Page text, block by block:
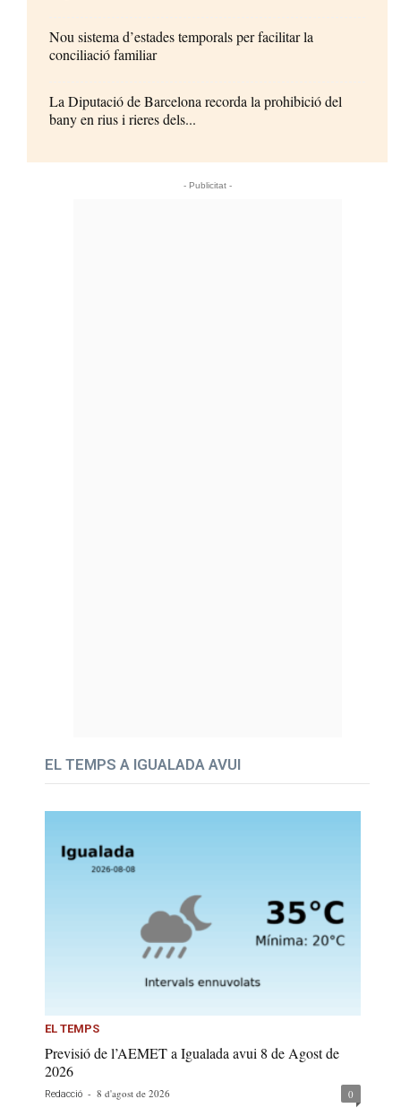
Nou sistema d’estades temporals per facilitar la
conciliació familiar
La Diputació de Barcelona recorda la prohibició del
bany en rius i rieres dels...
- Publicitat -
EL TEMPS A IGUALADA AVUI
EL TEMPS
Previsió de l’AEMET a Igualada avui 8 de Agost de
2026
Redacció - 8 d'agost de 2026 0